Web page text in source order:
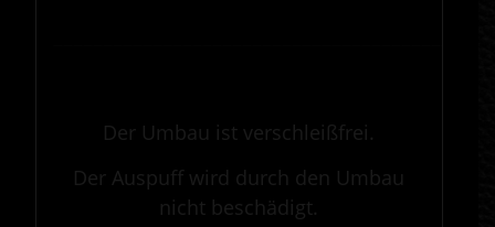
Der Umbau ist verschleißfrei.
Der Auspuff wird durch den Umbau
nicht beschädigt.